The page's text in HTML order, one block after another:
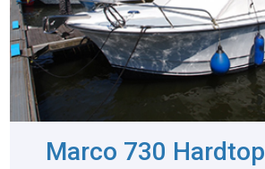
Marco 730 Hardtop